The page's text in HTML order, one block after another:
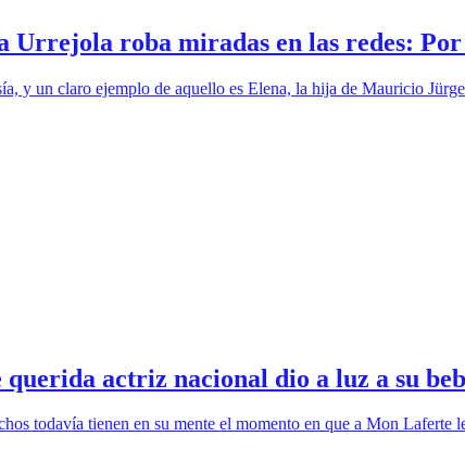
roba miradas en las redes:
y un claro ejemplo de aquello es Elena, la hija de Mauricio
actriz nacional dio a luz a su
todavía tienen en su mente el momento en que a Mon